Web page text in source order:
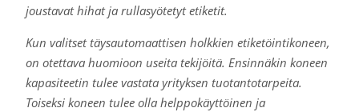
joustavat hihat ja rullasyötetyt etiketit.
Kun valitset täysautomaattisen holkkien etiketöintikoneen,
on otettava huomioon useita tekijöitä. Ensinnäkin koneen
kapasiteetin tulee vastata yrityksen tuotantotarpeita.
Toiseksi koneen tulee olla helppokäyttöinen ja